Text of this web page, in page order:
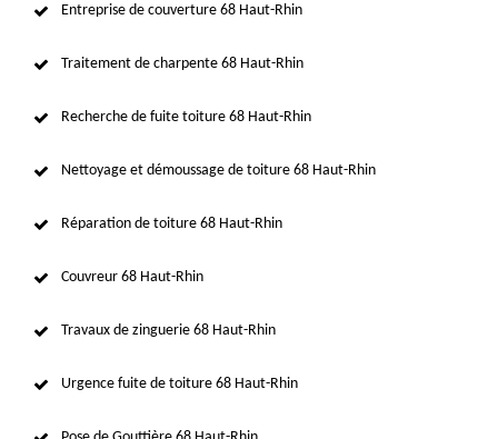
Entreprise de couverture 68 Haut-Rhin
Traitement de charpente 68 Haut-Rhin
Recherche de fuite toiture 68 Haut-Rhin
Nettoyage et démoussage de toiture 68 Haut-Rhin
Réparation de toiture 68 Haut-Rhin
Couvreur 68 Haut-Rhin
Travaux de zinguerie 68 Haut-Rhin
Urgence fuite de toiture 68 Haut-Rhin